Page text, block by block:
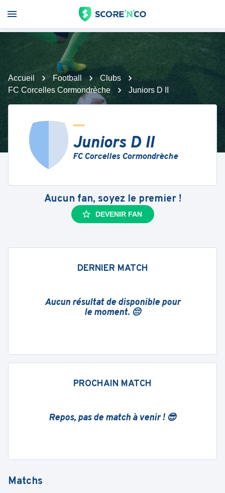
Accueil Football
Clubs
FC Corcelles Cormondrèche
Juniors D II
Juniors D II
FC Corcelles Cormondrèche
Aucun fan, soyez le premier !
DEVENIR FAN
DERNIER MATCH
Aucun résultat de disponible pour
le moment. 😔
PROCHAIN MATCH
Repos, pas de match à venir ! 😎
Matchs